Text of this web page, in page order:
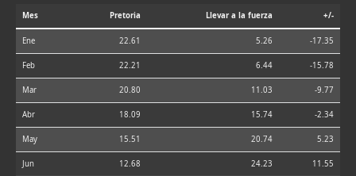
Mes Pretoria Llevar a la fuerza +/-
Ene 22.61 5.26 -17.35
Feb 22.21 6.44 -15.78
Mar 20.80 11.03 -9.77
Abr 18.09 15.74 -2.34
May 15.51 20.74 5.23
Jun 12.68 24.23 11.55